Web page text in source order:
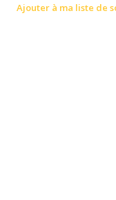
Ajouter à ma liste de